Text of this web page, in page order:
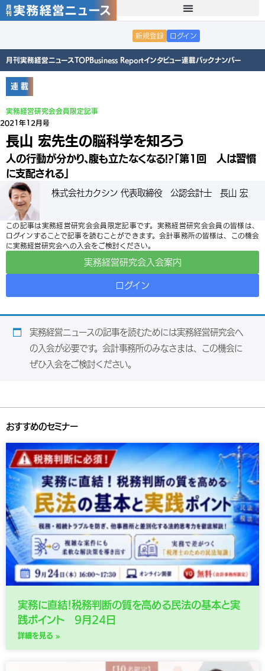
新規登録 ログイン
月刊実務経営ニュースTOPBusiness Reportインタビュー連載バックナンバー
連 載
実務経営研究会会員限定記事
2021年12月号
長山 宏先生の脳科学を知ろう
人の行動が分かり、腹も立たなくなる!?「第1回 人は習慣
に支配される」
株式会社カクシン 代表取締役 公認会計士 長山 宏
この記事は実務経営研究会会員限定記事です。実務経営研究会会員の皆様は、
ログインすることで記事を読むことができます。会計事務所の皆様は、この機会
に実務経営研究会への入会をご検討ください。
実務経営研究会入会案内
ログイン
実務経営ニュースの記事を読むためには実務経営研究会へ
の入会が必要です。会計事務所のみなさまは、この機会に
ぜひ入会をご検討ください。
おすすめのセミナー
実務に直結！税務判断の質を高める民法の基本と実
践ポイント 9月24日
詳細を見る »